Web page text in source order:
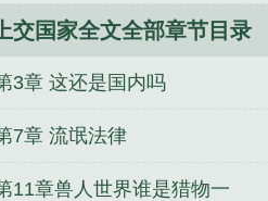
交国家全文全部章节目录
3章 这还是国内吗
7章 流氓法律
11章兽人世界谁是猎物一